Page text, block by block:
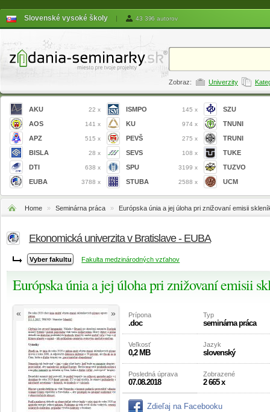
Slovenské vysoké školy | 43 396 autorov
Zobraz: Univerzity
AKU 22 x
AOS 141 x
APZ 515 x
BISLA 28 x
DTI 638 x
EUBA 3788 x
ISMPO 145 x
KU 974 x
PEVŠ 275 x
SEVS 108 x
SPU 3199 x
STUBA 2588 x
SZU
TNUNI
TRUNI
TUKE
TUZVO
UCM
Home » Seminárna práca » Európska únia a jej úloha pri znižovaní emisii
Ekonomická univerzita v Bratislave - EUBA
Fakulta medzinárodných vzťahov
Európska únia a jej úloha pri znižovaní emisii
« » Prípona
.doc
Typ
seminárna práca
Veľkosť
0,2 MB
Jazyk
slovenský
Posledná úprava
07.08.2018
Zobrazené
2 665 x
Zdieľaj na Facebooku